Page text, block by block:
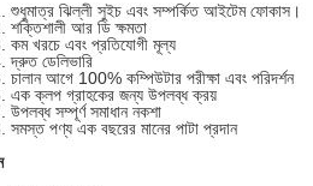
শুধুমাত্র ঝিল্লী সুইচ এবং সম্পর্কিত আইটেম ফোকাস।
শক্তিশালী আর ডি ক্ষমতা
কম খরচে এবং প্রতিযোগী মূল্য
দ্রুত ডেলিভারি
চালান আগে 100% কম্পিউটার পরীক্ষা এবং পরিদর্শন
এক ক্লপ গ্রাহকের জন্য উপলব্ধ ক্রয়
উপলব্ধ সম্পূর্ণ সমাধান নকশা
সমস্ত পণ্য এক বছরের মানের পাটা প্রদান